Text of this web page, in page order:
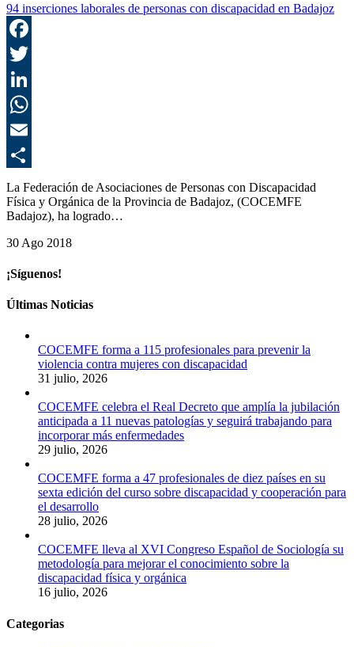
94 inserciones laborales de personas con discapacidad en Badajoz
La Federación de Asociaciones de Personas con Discapacidad
Física y Orgánica de la Provincia de Badajoz, (COCEMFE
Badajoz), ha logrado…
30 Ago 2018
¡Síguenos!
Últimas Noticias
COCEMFE forma a 115 profesionales para prevenir la
violencia contra mujeres con discapacidad
31 julio, 2026
COCEMFE celebra el Real Decreto que amplía la jubilación
anticipada a 11 nuevas patologías y seguirá trabajando para
incorporar más enfermedades
29 julio, 2026
COCEMFE forma a 47 profesionales de diez países en su
sexta edición del curso sobre discapacidad y cooperación para
el desarrollo
28 julio, 2026
COCEMFE lleva al XVI Congreso Español de Sociología su
metodología para mejorar el conocimiento sobre la
discapacidad física y orgánica
16 julio, 2026
Categorias